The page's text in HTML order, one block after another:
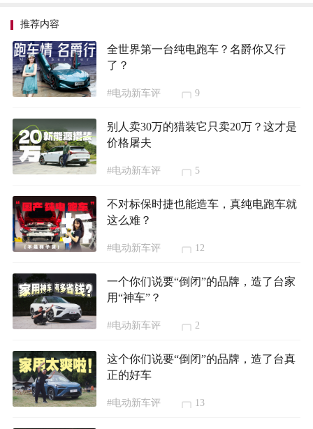
推荐内容
全世界第一台纯电跑车？名爵你又行
了？
#电动新车评 9
别人卖30万的猎装它只卖20万？这才是
价格屠夫
#电动新车评 5
不对标保时捷也能造车，真纯电跑车就
这么难？
#电动新车评 12
一个你们说要“倒闭”的品牌，造了台家
用“神车”？
#电动新车评 2
这个你们说要“倒闭”的品牌，造了台真
正的好车
#电动新车评 13